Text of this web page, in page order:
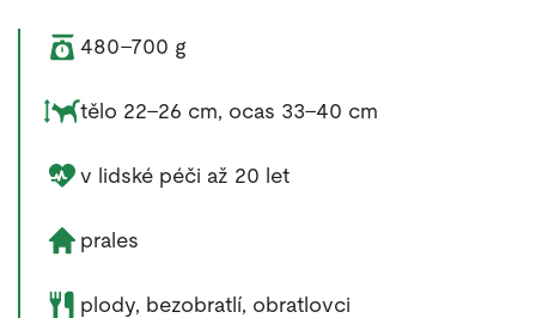
Váha zvířete:
480–700 g
Rozměry zvířete:
tělo 22–26 cm, ocas 33–40 cm
Délka života zvířete:
v lidské péči až 20 let
Životní prostředí zvířete:
prales
Potrava zvířete:
plody, bezobratlí, obratlovci